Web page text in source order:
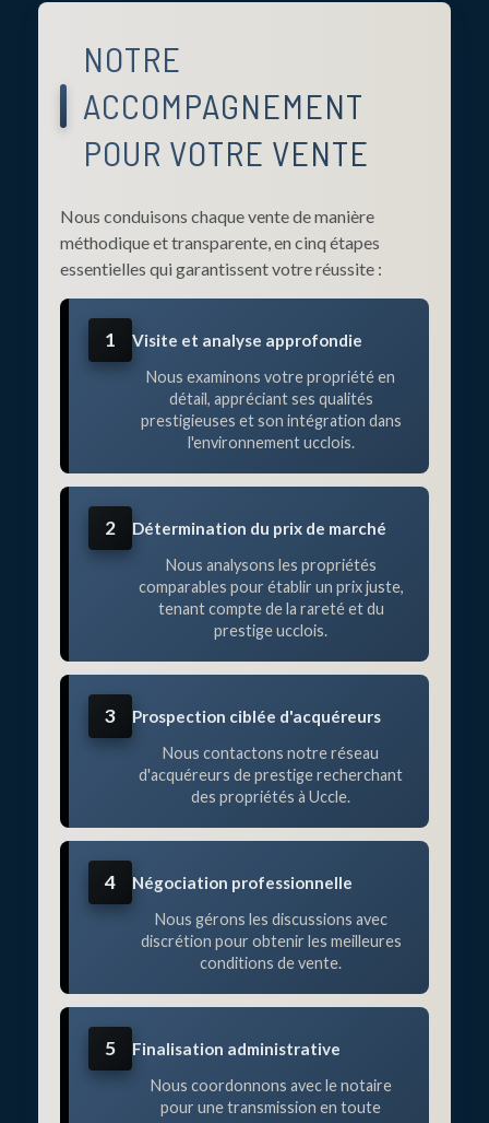
NOTRE
ACCOMPAGNEMENT
POUR VOTRE VENTE
Nous conduisons chaque vente de manière
méthodique et transparente, en cinq étapes
essentielles qui garantissent votre réussite :
1 Visite et analyse approfondie
Nous examinons votre propriété en
détail, appréciant ses qualités
prestigieuses et son intégration dans
l'environnement ucclois.
2 Détermination du prix de marché
Nous analysons les propriétés
comparables pour établir un prix juste,
tenant compte de la rareté et du
prestige ucclois.
3 Prospection ciblée d'acquéreurs
Nous contactons notre réseau
d'acquéreurs de prestige recherchant
des propriétés à Uccle.
4 Négociation professionnelle
Nous gérons les discussions avec
discrétion pour obtenir les meilleures
conditions de vente.
5 Finalisation administrative
Nous coordonnons avec le notaire
pour une transmission en toute